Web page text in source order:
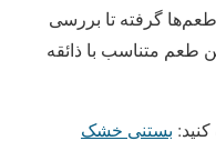
طعم‌ها گرفته تا بررسی
طعم متناسب با ذائقه
بستنی خشک